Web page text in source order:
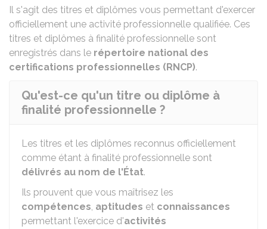
Il s'agit des titres et diplômes vous permettant d'exercer
officiellement une activité professionnelle qualifiée. Ces
titres et diplômes à finalité professionnelle sont
enregistrés dans le répertoire national des
certifications professionnelles (RNCP).
Qu'est-ce qu'un titre ou diplôme à
finalité professionnelle ?
Les titres et les diplômes reconnus officiellement
comme étant à finalité professionnelle sont
délivrés au nom de l'État.
Ils prouvent que vous maîtrisez les
compétences, aptitudes et connaissances
permettant l'exercice d'activités